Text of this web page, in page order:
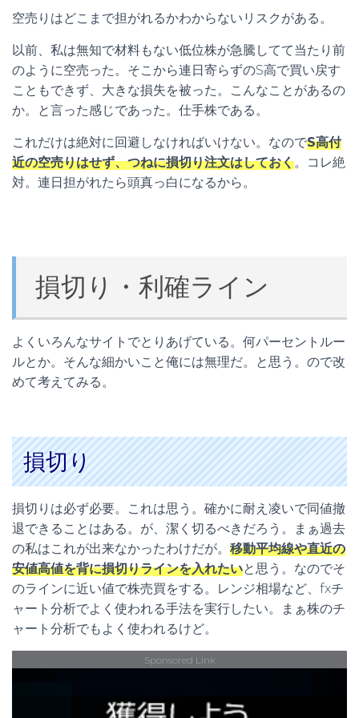
空売りはどこまで担がれるかわからないリスクがある。
以前、私は無知で材料もない低位株が急騰してて当たり前
のように空売った。そこから連日寄らずのS高で買い戻す
こともできず、大きな損失を被った。こんなことがあるの
か。と言った感じであった。仕手株である。
これだけは絶対に回避しなければいけない。なのでS高付
近の空売りはせず、つねに損切り注文はしておく。コレ絶
対。連日担がれたら頭真っ白になるから。
損切り・利確ライン
よくいろんなサイトでとりあげている。何パーセントルー
ルとか。そんな細かいこと俺には無理だ。と思う。ので改
めて考えてみる。
損切り
損切りは必ず必要。これは思う。確かに耐え凌いで同値撤
退できることはある。が、潔く切るべきだろう。まぁ過去
の私はこれが出来なかったわけだが。 移動平均線や直近の
安値高値を背に損切りラインを入れたいと思う。なのでそ
のラインに近い値で株売買をする。レンジ相場など、fxチ
ャート分析でよく使われる手法を実行したい。まぁ株のチ
ャート分析でもよく使われるけど。
Sponsored Link